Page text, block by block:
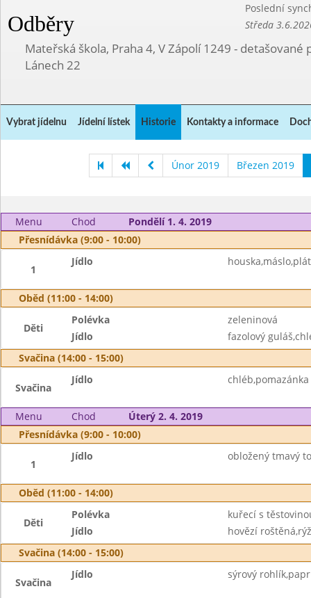
Odběry
Poslední
Středa
Mateřská škola, Praha 4, V Zápolí 1249 - detašované
Lánech 22
Vybrat jídelnu Jídelní lístek Historie Kontakty a informace
Únor 2019 Březen 2019
Menu Chod
Pondělí 1. 4. 2019
Přesnídávka (9:00 - 10:00)
1
Jídlo
Oběd (11:00 - 14:00)
Děti
Polévka
zeleninová
Jídlo
fazolový
Svačina (14:00 - 15:00)
Svačina
Jídlo
Menu Chod
Úterý 2. 4. 2019
Přesnídávka (9:00 - 10:00)
1
Jídlo obložený tmavý
Oběd (11:00 - 14:00)
Děti
Polévka
kuřecí s
Jídlo
hovězí
Svačina (14:00 - 15:00)
Svačina
Jídlo sýrový